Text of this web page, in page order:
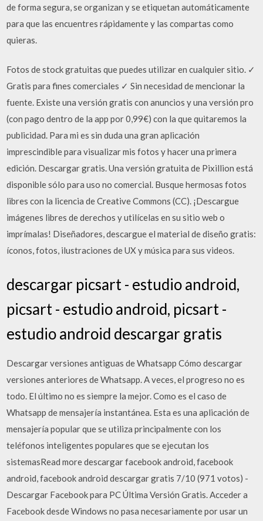
de forma segura, se organizan y se etiquetan automáticamente
para que las encuentres rápidamente y las compartas como
quieras.
Fotos de stock gratuitas que puedes utilizar en cualquier sitio. ✓
Gratis para fines comerciales ✓ Sin necesidad de mencionar la
fuente. Existe una versión gratis con anuncios y una versión pro
(con pago dentro de la app por 0,99€) con la que quitaremos la
publicidad. Para mi es sin duda una gran aplicación
imprescindible para visualizar mis fotos y hacer una primera
edición. Descargar gratis. Una versión gratuita de Pixillion está
disponible sólo para uso no comercial. Busque hermosas fotos
libres con la licencia de Creative Commons (CC). ¡Descargue
imágenes libres de derechos y utilícelas en su sitio web o
imprímalas! Diseñadores, descargue el material de diseño gratis:
íconos, fotos, ilustraciones de UX y música para sus videos.
descargar picsart - estudio android,
picsart - estudio android, picsart -
estudio android descargar gratis
Descargar versiones antiguas de Whatsapp Cómo descargar
versiones anteriores de Whatsapp. A veces, el progreso no es
todo. El último no es siempre la mejor. Como es el caso de
Whatsapp de mensajería instantánea. Esta es una aplicación de
mensajería popular que se utiliza principalmente con los
teléfonos inteligentes populares que se ejecutan los
sistemasRead more descargar facebook android, facebook
android, facebook android descargar gratis 7/10 (971 votos) -
Descargar Facebook para PC Última Versión Gratis. Acceder a
Facebook desde Windows no pasa necesariamente por usar un